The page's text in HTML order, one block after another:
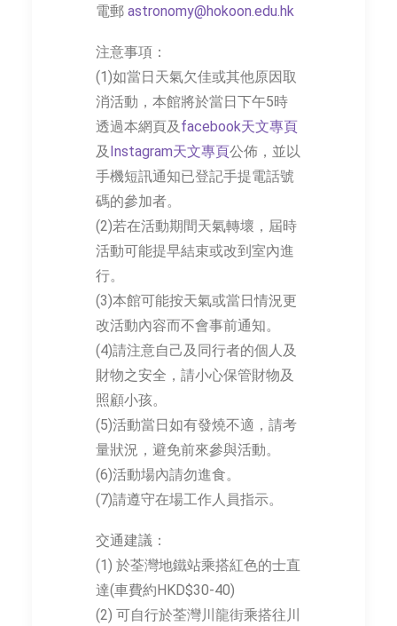
電郵 astronomy@hokoon.edu.hk
注意事項：
(1)如當日天氣欠佳或其他原因取
消活動，本館將於當日下午5時
透過本網頁及 facebook天文專頁
及 Instagram天文專頁公佈，並以
手機短訊通知已登記手提電話號
碼的參加者。
(2)若在活動期間天氣轉壞，屆時
活動可能提早結束或改到室內進
行。
(3)本館可能按天氣或當日情況更
改活動內容而不會事前通知。
(4)請注意自己及同行者的個人及
財物之安全，請小心保管財物及
照顧小孩。
(5)活動當日如有發燒不適，請考
量狀況，避免前來參與活動。
(6)活動場內請勿進食。
(7)請遵守在場工作人員指示。
交通建議：
(1) 於荃灣地鐵站乘搭紅色的士直
達(車費約HKD$30-40)
(2) 可自行於荃灣川龍街乘搭往川